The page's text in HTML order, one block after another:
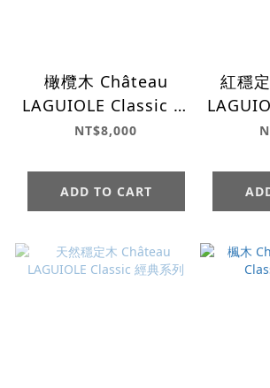
橄欖木 Château
LAGUIOLE Classic 經
典系列
NT$8,000
ADD TO CART
紅穩